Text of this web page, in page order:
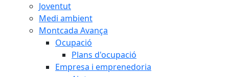
Joventut
Medi ambient
Montcada Avança
Ocupació
Plans d'ocupació
Empresa i emprenedoria